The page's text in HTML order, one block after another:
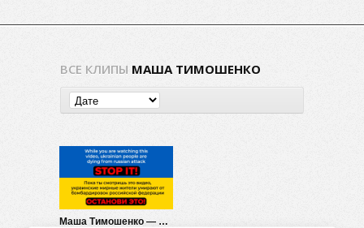
ВСЕ КЛИПЫ МАША ТИМОШЕНКО
Маша Тимошенко — Ты все сказал